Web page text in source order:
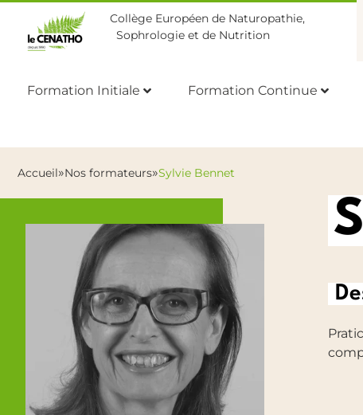
Collège Européen de Naturopathie,
Sophrologie et de Nutrition
Formation Initiale Formation Continue
Accueil»Nos formateurs»Sylvie Bennet